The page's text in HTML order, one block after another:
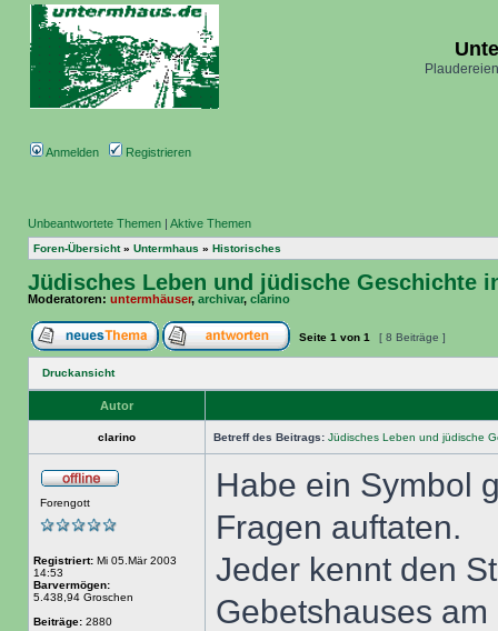
Anmelden Registrieren
Unbeantwortete Themen | Aktive Themen
Foren-Übersicht» Untermhaus » Historisches
Jüdisches Leben und jüdische Geschichte
Moderatoren: untermhäuser, archivar, clarino
Seite 1 von 1 [ 8 Beiträge ]
Druckansicht
Autor
clarino Betreff des Beitrags: Jüdisches Leben und jüdische
Forengott
Registriert: Mi 05.Mär 2003
14:53
Barvermögen:
5.438,94 Groschen
Beiträge: 2880
Habe ein Symbol
Fragen auftaten.
Jeder kennt den
Gebetshauses